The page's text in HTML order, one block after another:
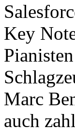
Key
Marc
auch